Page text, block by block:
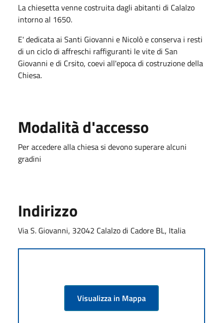
La chiesetta venne costruita dagli abitanti di Calalzo
intorno al 1650.
E' dedicata ai Santi Giovanni e Nicolò e conserva i resti
di un ciclo di affreschi raffiguranti le vite di San
Giovanni e di Crsito, coevi all'epoca di costruzione della
Chiesa.
Modalità d'accesso
Per accedere alla chiesa si devono superare alcuni
gradini
Indirizzo
Via S. Giovanni, 32042 Calalzo di Cadore BL, Italia
Visualizza in Mappa